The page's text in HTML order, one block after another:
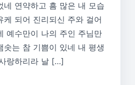
네 연약하고 흠 많은 내 모습
케 되어 진리되신 주와 걸어
예수만이 나의 주인 주님만
솟는 참 기쁨이 있네 내 평생
랑하리라 날 […]